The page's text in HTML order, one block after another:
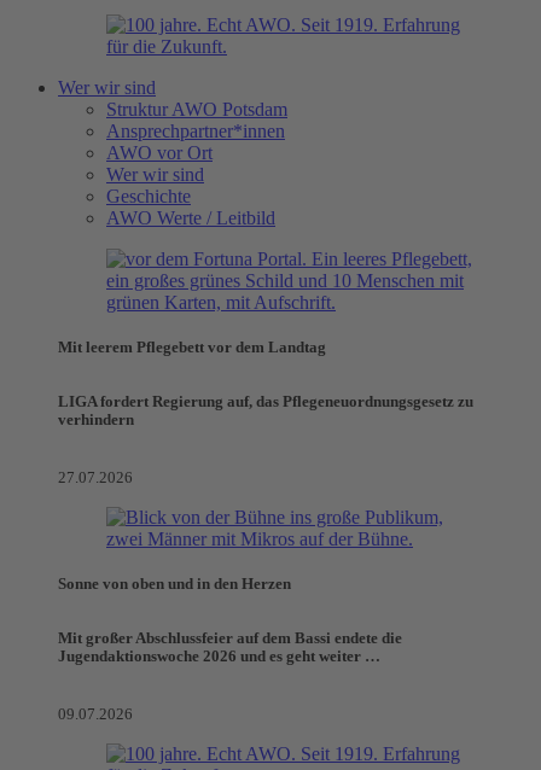
Wer wir sind
Struktur AWO Potsdam
Ansprechpartner*innen
AWO vor Ort
Wer wir sind
Geschichte
AWO Werte / Leitbild
Mit leerem Pflegebett vor dem Landtag
LIGA fordert Regierung auf, das Pflegeneuordnungsgesetz zu
verhindern
27.07.2026
Sonne von oben und in den Herzen
Mit großer Abschlussfeier auf dem Bassi endete die
Jugendaktionswoche 2026 und es geht weiter …
09.07.2026